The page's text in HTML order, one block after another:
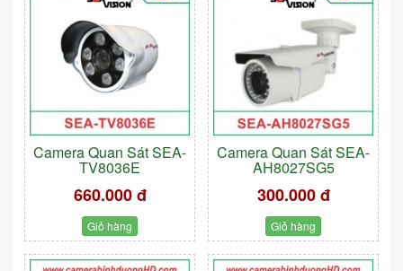
Camera Quan Sát SEA-
TV8036E
660.000 đ
Giỏ hàng
Camera Quan Sát SEA-
AH8027SG5
300.000 đ
Giỏ hàng